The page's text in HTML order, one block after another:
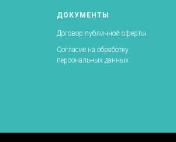
ДОКУМЕНТЫ
Договор публичной оферты
Согласие на обработку
персональных данных